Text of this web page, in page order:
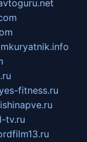
kuryatnik.info
fitness.ru
tv.ru